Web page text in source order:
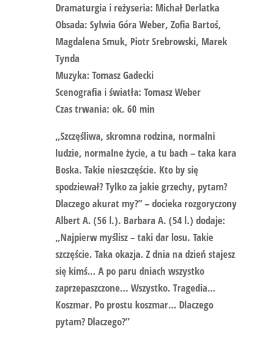
Dramaturgia i reżyseria: Michał Derlatka
Obsada: Sylwia Góra Weber, Zofia Bartoś,
Magdalena Smuk, Piotr Srebrowski, Marek
Tynda
Muzyka: Tomasz Gadecki
Scenografia i światła: Tomasz Weber
Czas trwania: ok. 60 min
„Szczęśliwa, skromna rodzina, normalni
ludzie, normalne życie, a tu bach – taka kara
Boska. Takie nieszczęście. Kto by się
spodziewał? Tylko za jakie grzechy, pytam?
Dlaczego akurat my?” – docieka rozgoryczony
Albert A. (56 l.). Barbara A. (54 l.) dodaje:
„Najpierw myślisz – taki dar losu. Takie
szczęście. Taka okazja. Z dnia na dzień stajesz
się kimś… A po paru dniach wszystko
zaprzepaszczone… Wszystko. Tragedia…
Koszmar. Po prostu koszmar… Dlaczego
pytam? Dlaczego?”